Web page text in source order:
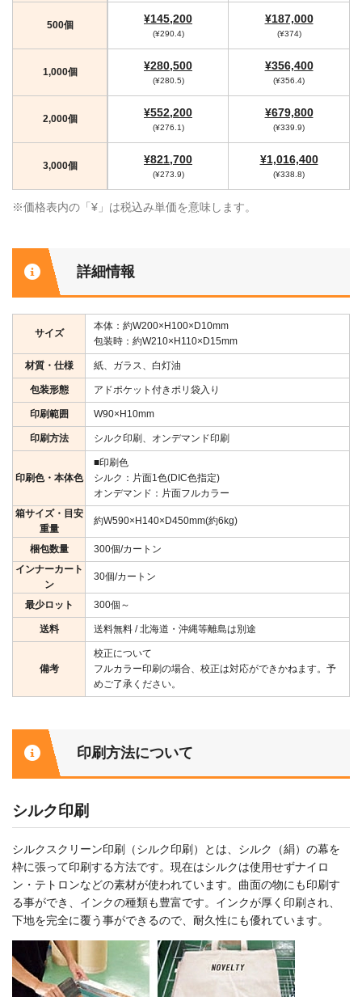
500個 ¥145,200
(¥290.4)
¥187,000
(¥374)
1,000個 ¥280,500
(¥280.5)
¥356,400
(¥356.4)
2,000個 ¥552,200
(¥276.1)
¥679,800
(¥339.9)
3,000個 ¥821,700
(¥273.9)
¥1,016,400
(¥338.8)
※価格表内の「¥」は税込み単価を意味します。
詳細情報
サイズ
本体：約W200×H100×D10mm
包装時：約W210×H110×D15mm
材質・仕様 紙、ガラス、白灯油
包装形態 アドポケット付きポリ袋入り
印刷範囲 W90×H10mm
印刷方法 シルク印刷、オンデマンド印刷
印刷色・本体色
■印刷色
シルク：片面1色(DIC色指定)
オンデマンド：片面フルカラー
箱サイズ・目安
重量
約W590×H140×D450mm(約6kg)
梱包数量
300個/カートン
インナーカート
ン
30個/カートン
最少ロット 300個～
送料 送料無料 / 北海道・沖縄等離島は別途
備考
校正について
フルカラー印刷の場合、校正は対応ができかねます。予
めご了承ください。
印刷方法について
シルク印刷
シルクスクリーン印刷（シルク印刷）とは、シルク（絹）の幕を
枠に張って印刷する方法です。現在はシルクは使用せずナイロ
ン・テトロンなどの素材が使われています。曲面の物にも印刷す
る事ができ、インクの種類も豊富です。インクが厚く印刷され、
下地を完全に覆う事ができるので、耐久性にも優れています。